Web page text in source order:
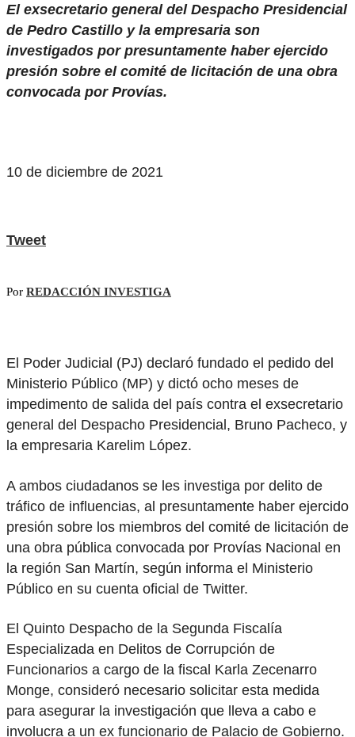
El exsecretario general del Despacho Presidencial
de Pedro Castillo y la empresaria son
investigados por presuntamente haber ejercido
presión sobre el comité de licitación de una obra
convocada por Provías.
10 de diciembre de 2021
Tweet
Por REDACCIÓN INVESTIGA
El Poder Judicial (PJ) declaró fundado el pedido del
Ministerio Público (MP) y dictó ocho meses de
impedimento de salida del país contra el exsecretario
general del Despacho Presidencial, Bruno Pacheco, y
la empresaria Karelim López.
A ambos ciudadanos se les investiga por delito de
tráfico de influencias, al presuntamente haber ejercido
presión sobre los miembros del comité de licitación de
una obra pública convocada por Provías Nacional en
la región San Martín, según informa el Ministerio
Público en su cuenta oficial de Twitter.
El Quinto Despacho de la Segunda Fiscalía
Especializada en Delitos de Corrupción de
Funcionarios a cargo de la fiscal Karla Zecenarro
Monge, consideró necesario solicitar esta medida
para asegurar la investigación que lleva a cabo e
involucra a un ex funcionario de Palacio de Gobierno.